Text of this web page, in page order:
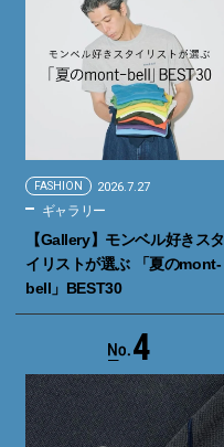
FASHION 2026.7.27
ギャラリー
【Gallery】モンベル好きスタ
イリストが選ぶ 「夏のmont-
bell」BEST30
4